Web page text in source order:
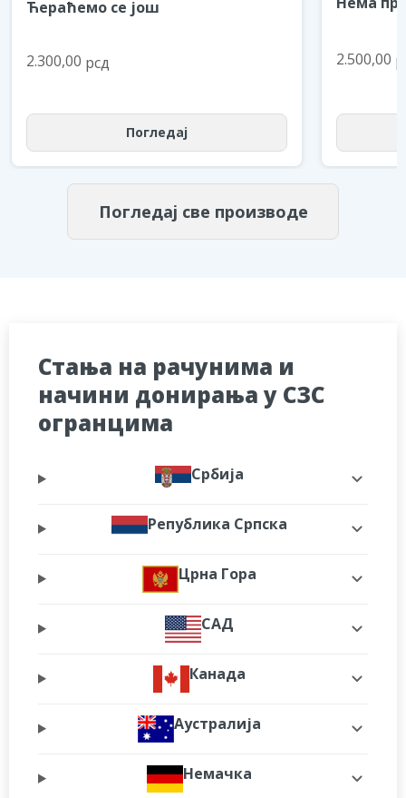
Ћераћемо се још
2.300,00 рсд
Погледај
2.500,00
Погледај све производе
Стања на рачунима и
начини донирања у СЗС
огранцима
Србија
Република Српска
Црна Гора
САД
Канада
Аустралија
Немачка